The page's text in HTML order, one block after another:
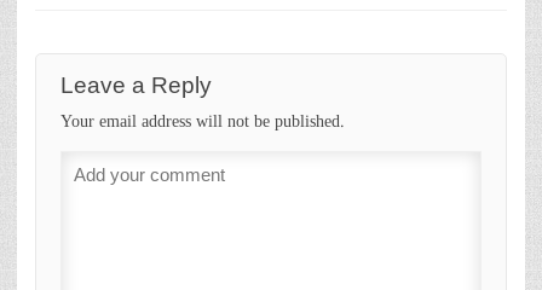
Leave a Reply
Your email address will not be published.